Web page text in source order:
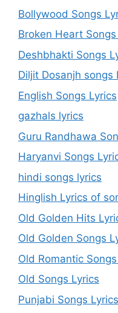
Bollywood Songs
Broken Heart
Deshbhakti Songs
Diljit Dosanjh songs
English Songs Lyrics
gazhals lyrics
Guru Randhawa
Haryanvi Songs
hindi songs lyrics
Hinglish Lyrics of
Old Golden Hits
Old Golden Songs
Old Romantic
Old Songs Lyrics
Punjabi Songs Lyrics